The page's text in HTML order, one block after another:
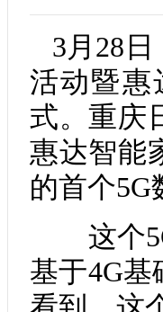
3月28日
活动暨惠
式。重庆
惠达智能
的首个5G
这个5G
基于4G